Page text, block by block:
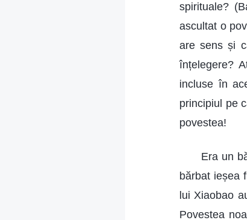
spirituale?
ascultat o
are sens și
înțelegere?
incluse în
principiul pe
povestea!
Era un
bărbat ieșea
lui Xiaobao
Povestea